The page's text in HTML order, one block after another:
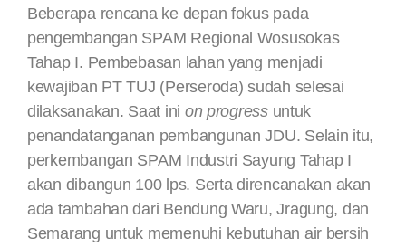
Beberapa rencana ke depan fokus pada
pengembangan SPAM Regional Wosusokas
Tahap I. Pembebasan lahan yang menjadi
kewajiban PT TUJ (Perseroda) sudah selesai
dilaksanakan. Saat ini on progressuntuk
penandatanganan pembangunan JDU. Selain itu,
perkembangan SPAM Industri Sayung Tahap I
akan dibangun 100 lps. Serta direncanakan akan
ada tambahan dari Bendung Waru, Jragung, dan
Semarang untuk memenuhi kebutuhan air bersih